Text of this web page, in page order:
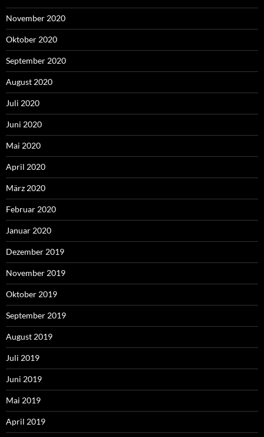
November 2020
Oktober 2020
September 2020
August 2020
Juli 2020
Juni 2020
Mai 2020
April 2020
März 2020
Februar 2020
Januar 2020
Dezember 2019
November 2019
Oktober 2019
September 2019
August 2019
Juli 2019
Juni 2019
Mai 2019
April 2019